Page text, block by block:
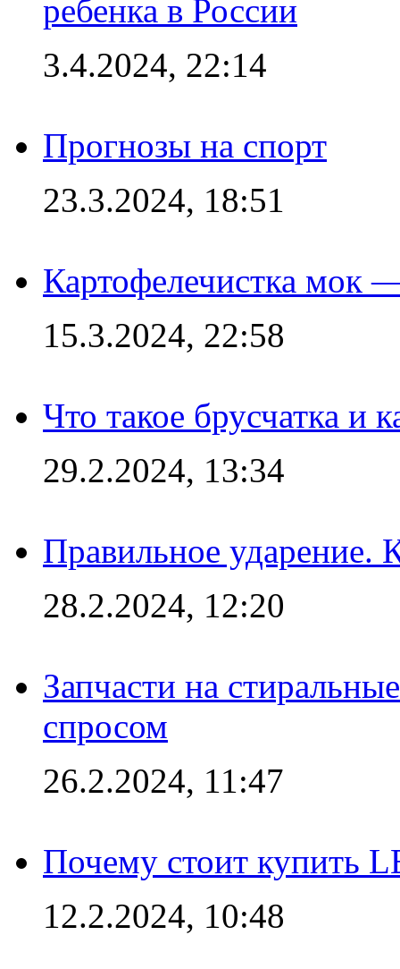
ребенка в России
3.4.2024, 22:14
Прогнозы на спорт
23.3.2024, 18:51
Картофелечистка мок
15.3.2024, 22:58
Что такое брусчатка и
29.2.2024, 13:34
Правильное ударение.
28.2.2024, 12:20
Запчасти на
спросом
26.2.2024, 11:47
Почему стоит купить
12.2.2024, 10:48